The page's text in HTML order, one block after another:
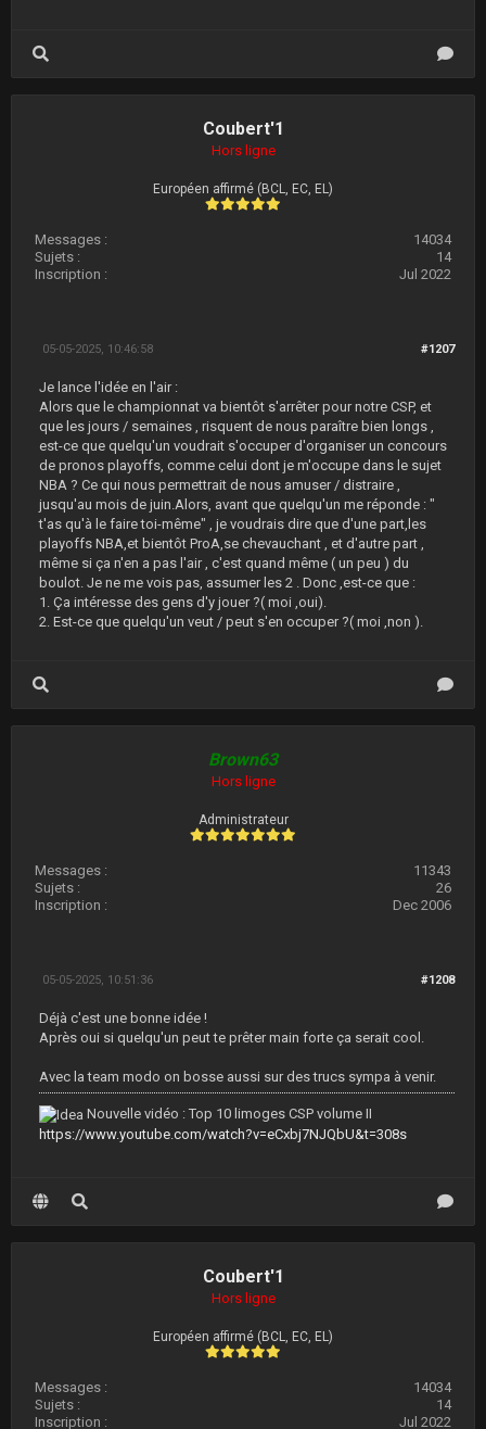
Coubert'1
Hors ligne
Européen affirmé (BCL, EC, EL)
Messages :
14034
Sujets :
14
Inscription :
Jul 2022
#1207
05-05-2025, 10:46:58
Je lance l'idée en l'air :
Alors que le championnat va bientôt s'arrêter pour notre CSP, et
que les jours / semaines , risquent de nous paraître bien longs ,
est-ce que quelqu'un voudrait s'occuper d'organiser un concours
de pronos playoffs, comme celui dont je m'occupe dans le sujet
NBA ? Ce qui nous permettrait de nous amuser / distraire ,
jusqu'au mois de juin.Alors, avant que quelqu'un me réponde : "
t'as qu'à le faire toi-même" , je voudrais dire que d'une part,les
playoffs NBA,et bientôt ProA,se chevauchant , et d'autre part ,
même si ça n'en a pas l'air , c'est quand même ( un peu ) du
boulot. Je ne me vois pas, assumer les 2 . Donc ,est-ce que :
1. Ça intéresse des gens d'y jouer ?( moi ,oui).
2. Est-ce que quelqu'un veut / peut s'en occuper ?( moi ,non ).
Brown63
Hors ligne
Administrateur
Messages :
11343
Sujets :
26
Inscription :
Dec 2006
#1208
05-05-2025, 10:51:36
Déjà c'est une bonne idée !
Après oui si quelqu'un peut te prêter main forte ça serait cool.
Avec la team modo on bosse aussi sur des trucs sympa à venir.
Nouvelle vidéo : Top 10 limoges CSP volume II
https://www.youtube.com/watch?v=eCxbj7NJQbU&t=308s
Coubert'1
Hors ligne
Européen affirmé (BCL, EC, EL)
Messages :
14034
Sujets :
14
Inscription :
Jul 2022